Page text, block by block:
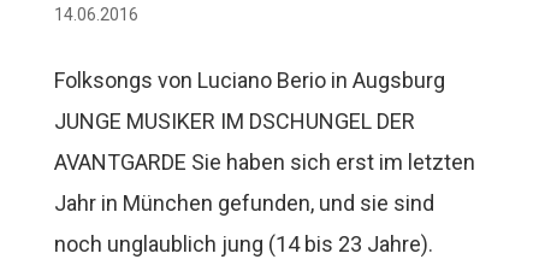
14.06.2016
Folksongs von Luciano Berio in Augsburg
JUNGE MUSIKER IM DSCHUNGEL DER
AVANTGARDE Sie haben sich erst im letzten
Jahr in München gefunden, und sie sind
noch unglaublich jung (14 bis 23 Jahre).